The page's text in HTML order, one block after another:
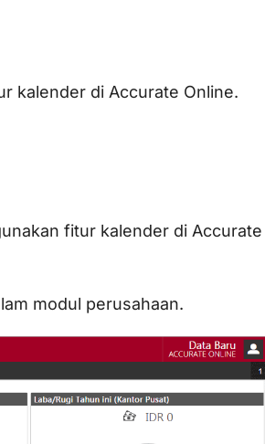
kalender di Accurate Online.
fitur kalender di Accurate
modul perusahaan.